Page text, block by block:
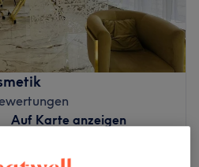
Auf Karte anzeigen